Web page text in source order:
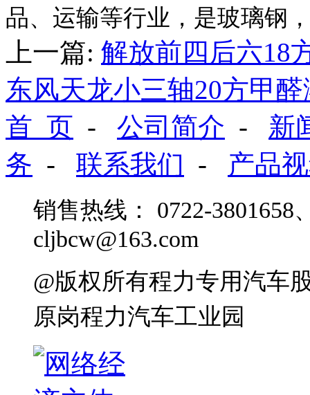
品、运输等行业，是玻璃钢
上一篇: 解放前四后六18
东风天龙小三轴20方甲
首 页 - 公司简介 - 新
务 - 联系我们 - 产品
销售热线： 0722-3801658
cljbcw@163.com
@版权所有程力专用汽车
原岗程力汽车工业园